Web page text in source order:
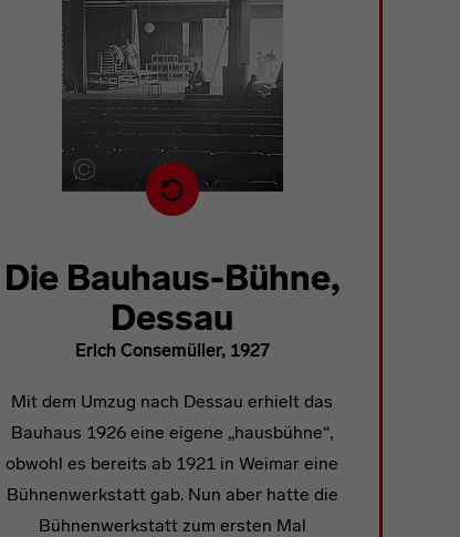
Lade nächstes Werk der Moderne
Die Bauhaus-Bühne,
Dessau
Erich Consemüller, 1927
Mit dem Umzug nach Dessau erhielt das
Bauhaus 1926 eine eigene „hausbühne“,
obwohl es bereits ab 1921 in Weimar eine
Bühnenwerkstatt gab. Nun aber hatte die
Bühnenwerkstatt zum ersten Mal